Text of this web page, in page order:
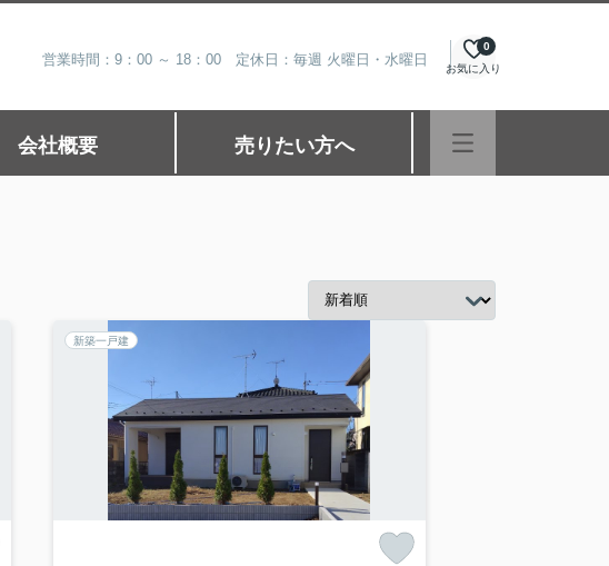
営業時間：9：00 ～ 18：00 定休日：毎週 火曜日・水曜日 お気に入り
0
会社概要 売りたい方へ
新築一戸建